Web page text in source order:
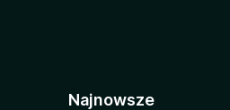
Najnowsze